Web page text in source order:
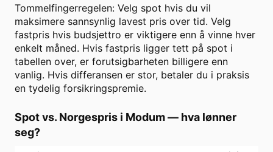
Tommelfingerregelen: Velg spot hvis du vil
maksimere sannsynlig lavest pris over tid. Velg
fastpris hvis budsjettro er viktigere enn å vinne hver
enkelt måned. Hvis fastpris ligger tett på spot i
tabellen over, er forutsigbarheten billigere enn
vanlig. Hvis differansen er stor, betaler du i praksis
en tydelig forsikringspremie.
Spot vs. Norgespris i Modum— hva lønner
seg?